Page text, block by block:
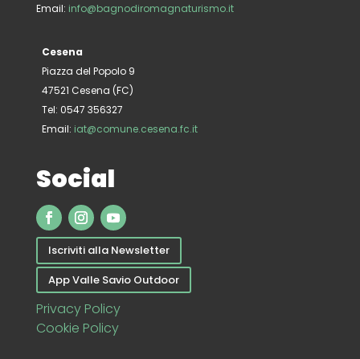
Email: info@bagnodiromagnaturismo.it
Cesena
Piazza del Popolo 9
47521 Cesena (FC)
Tel: 0547 356327
Email: iat@comune.cesena.fc.it
Social
Iscriviti alla Newsletter
App Valle Savio Outdoor
Privacy Policy
Cookie Policy